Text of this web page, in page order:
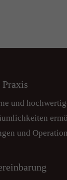
und
und